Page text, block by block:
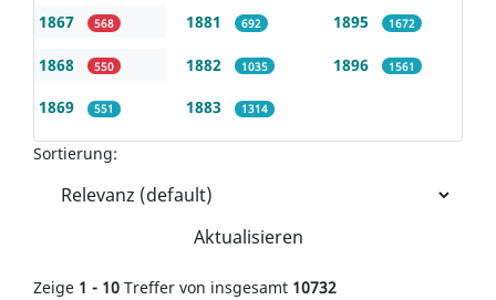
1867 568
1868 550
1869 551
1881 692
1882 1035
1883 1314
1895 1672
1896 1561
Sortierung:
Aktualisieren
Zeige 1 - 10 Treffer von insgesamt 10732